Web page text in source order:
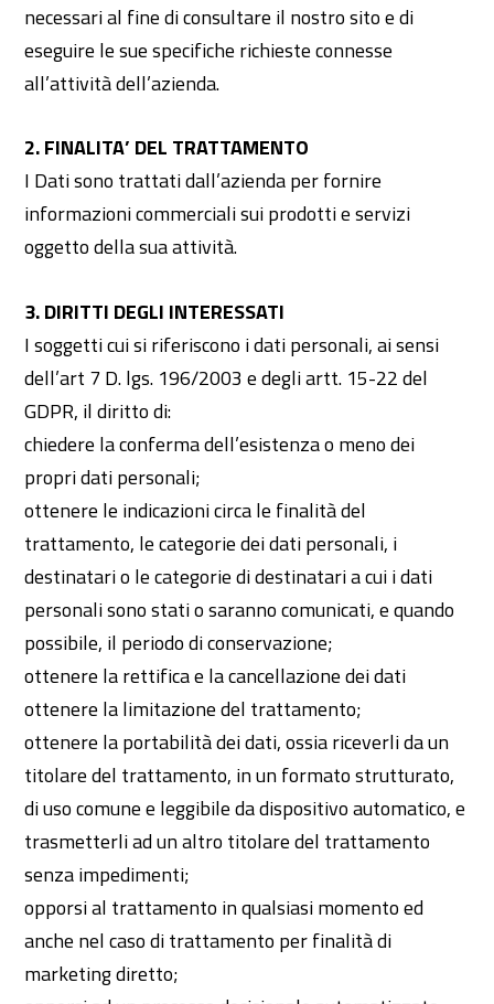
necessari al fine di consultare il nostro sito e di
eseguire le sue specifiche richieste connesse
all’attività dell’azienda.
2. FINALITA’ DEL TRATTAMENTO
I Dati sono trattati dall’azienda per fornire
informazioni commerciali sui prodotti e servizi
oggetto della sua attività.
3. DIRITTI DEGLI INTERESSATI
I soggetti cui si riferiscono i dati personali, ai sensi
dell’art 7 D. lgs. 196/2003 e degli artt. 15-22 del
GDPR, il diritto di:
chiedere la conferma dell’esistenza o meno dei
propri dati personali;
ottenere le indicazioni circa le finalità del
trattamento, le categorie dei dati personali, i
destinatari o le categorie di destinatari a cui i dati
personali sono stati o saranno comunicati, e quando
possibile, il periodo di conservazione;
ottenere la rettifica e la cancellazione dei dati
ottenere la limitazione del trattamento;
ottenere la portabilità dei dati, ossia riceverli da un
titolare del trattamento, in un formato strutturato,
di uso comune e leggibile da dispositivo automatico, e
trasmetterli ad un altro titolare del trattamento
senza impedimenti;
opporsi al trattamento in qualsiasi momento ed
anche nel caso di trattamento per finalità di
marketing diretto;